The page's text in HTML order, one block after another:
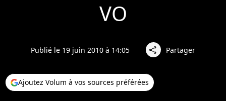
VO
Publié le 19 juin 2010 à 14:05 share Partager
Ajoutez Volum à vos sources préférées